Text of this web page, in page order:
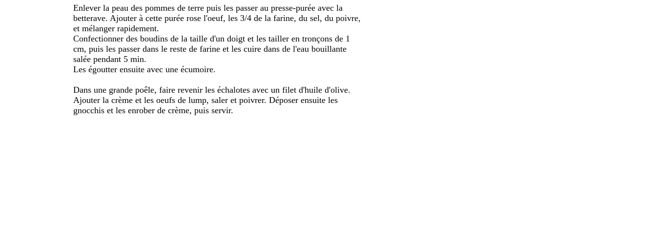
Enlever la peau des pommes de terre puis les passer au presse-purée avec la
betterave. Ajouter à cette purée rose l'oeuf, les 3/4 de la farine, du sel, du poivre,
et mélanger rapidement.
Confectionner des boudins de la taille d'un doigt et les tailler en tronçons de 1
cm, puis les passer dans le reste de farine et les cuire dans de l'eau bouillante
salée pendant 5 min.
Les égoutter ensuite avec une écumoire.
Dans une grande poêle, faire revenir les échalotes avec un filet d'huile d'olive.
Ajouter la crème et les oeufs de lump, saler et poivrer. Déposer ensuite les
gnocchis et les enrober de crème, puis servir.